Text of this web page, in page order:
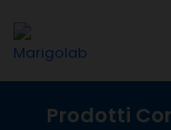
Prodotti